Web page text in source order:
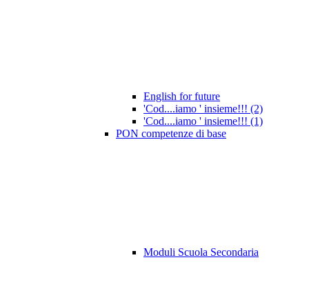
English for future
'Cod....iamo ' insieme!!! (2)
'Cod....iamo ' insieme!!! (1)
PON competenze di base
Moduli Scuola Secondaria